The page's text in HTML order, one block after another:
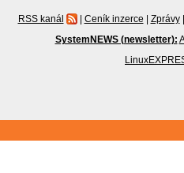
RSS kanál | Ceník inzerce | Zprávy |
SystemNEWS (newsletter):